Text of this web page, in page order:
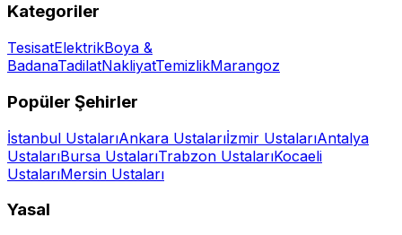
Kategoriler
TesisatElektrikBoya &
BadanaTadilatNakliyatTemizlikMarangoz
Popüler Şehirler
İstanbul UstalarıAnkara Ustalarıİzmir UstalarıAntalya
UstalarıBursa UstalarıTrabzon UstalarıKocaeli
UstalarıMersin Ustaları
Yasal